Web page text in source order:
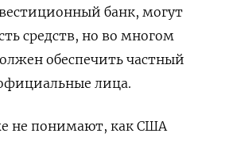
банк, могут
средств, но во многом
обеспечить частный
лица.
не понимают, как США